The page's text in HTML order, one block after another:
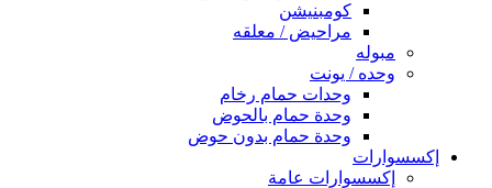
كومبنيشن
مراحيض / معلقه
مبوله
وحده / يونت
وحدات حمام رخام
وحدة حمام بالحوض
وحدة حمام بدون حوض
إكسسوارات
إكسسوارات عامة